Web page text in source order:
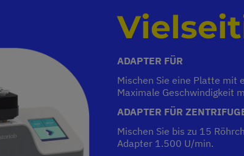
ADAPTER FÜR
Mischen Sie eine Platte mit
Maximale Geschwindigkeit
ADAPTER FÜR
Mischen Sie bis zu 15
Adapter 1.500 U/min.